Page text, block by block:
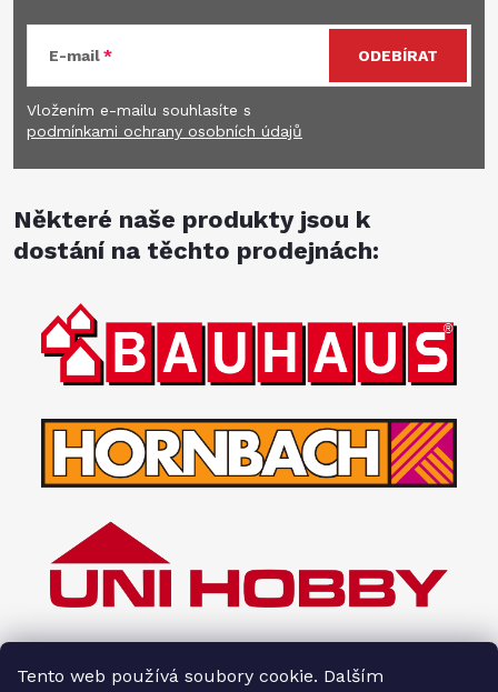
Tento web používá soubory cookie. Dalším
E-mail
Vložením e-mailu souhlasíte s
podmínkami ochrany osobních údajů
ODEBÍRAT
Některé naše produkty jsou k
dostání na těchto prodejnách: